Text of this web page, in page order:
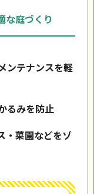
な庭づくり
ンテナンスを軽
るみを防止
・菜園などをゾ